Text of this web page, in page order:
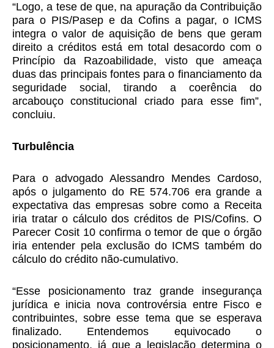
“Logo, a tese de que, na apuração da Contribuição
para o PIS/Pasep e da Cofins a pagar, o ICMS
integra o valor de aquisição de bens que geram
direito a créditos está em total desacordo com o
Princípio da Razoabilidade, visto que ameaça
duas das principais fontes para o financiamento da
seguridade social, tirando a coerência do
arcabouço constitucional criado para esse fim”,
concluiu.
Turbulência
Para o advogado Alessandro Mendes Cardoso,
após o julgamento do RE 574.706 era grande a
expectativa das empresas sobre como a Receita
iria tratar o cálculo dos créditos de PIS/Cofins. O
Parecer Cosit 10 confirma o temor de que o órgão
iria entender pela exclusão do ICMS também do
cálculo do crédito não-cumulativo.
“Esse posicionamento traz grande insegurança
jurídica e inicia nova controvérsia entre Fisco e
contribuintes, sobre esse tema que se esperava
finalizado. Entendemos equivocado o
posicionamento, já que a legislação determina o